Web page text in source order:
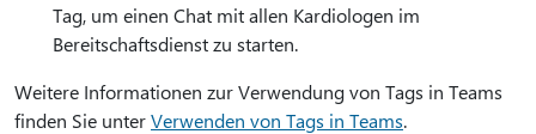
Tag, um einen Chat mit allen Kardiologen im
Bereitschaftsdienst zu starten.
Weitere Informationen zur Verwendung von Tags in Teams
finden Sie unterVerwenden von Tags in Teams.